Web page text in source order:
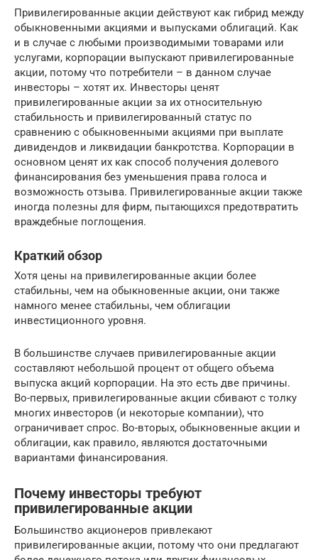
Привилегированные акции действуют как гибрид между
обыкновенными акциями и выпусками облигаций. Как
и в случае с любыми производимыми товарами или
услугами, корпорации выпускают привилегированные
акции, потому что потребители – в данном случае
инвесторы – хотят их. Инвесторы ценят
привилегированные акции за их относительную
стабильность и привилегированный статус по
сравнению с обыкновенными акциями при выплате
дивидендов и ликвидации банкротства. Корпорации в
основном ценят их как способ получения долевого
финансирования без уменьшения права голоса и
возможность отзыва. Привилегированные акции также
иногда полезны для фирм, пытающихся предотвратить
враждебные поглощения.
Краткий обзор
Хотя цены на привилегированные акции более
стабильны, чем на обыкновенные акции, они также
намного менее стабильны, чем облигации
инвестиционного уровня.
В большинстве случаев привилегированные акции
составляют небольшой процент от общего объема
выпуска акций корпорации. На это есть две причины.
Во-первых, привилегированные акции сбивают с толку
многих инвесторов (и некоторые компании), что
ограничивает спрос. Во-вторых, обыкновенные акции и
облигации, как правило, являются достаточными
вариантами финансирования.
Почему инвесторы требуют
привилегированные акции
Большинство акционеров привлекают
привилегированные акции, потому что они предлагают